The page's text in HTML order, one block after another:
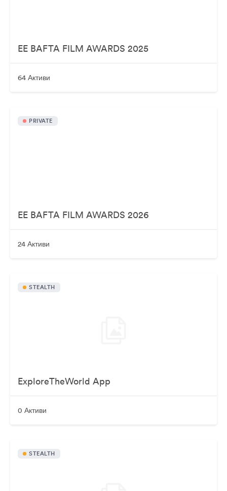
EE BAFTA FILM AWARDS 2025
64 Активи
PRIVATE
EE BAFTA FILM AWARDS 2026
24 Активи
STEALTH
ExploreTheWorld App
0 Активи
STEALTH